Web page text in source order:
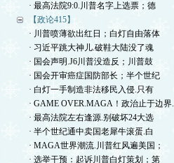
· 最高法院9:0.川普名字上选票；德
【政论415】
· 川普喷薄欲出红日；白灯自由落体
· 习近平跳大神儿.破鞋大陆没了魂
· 国会声明.J6川普没造反；川普鼓
· 国会开审癌症国防部长；半个世纪
· 白灯一手制造非法移民入侵.只有
· GAME OVER.MAGA！政治止于边界.
· 最高法院左右逢源.别破坏24大选
· 半个世纪通中卖国老犀牛滚蛋.白
· MAGA世界潮流.川普红风遍美国；
· 选举干预：起诉川普白灯策划；第